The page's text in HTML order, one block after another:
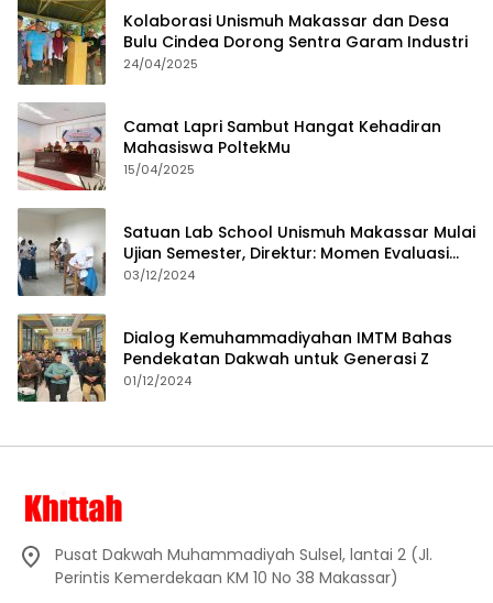
Kolaborasi Unismuh Makassar dan Desa
Bulu Cindea Dorong Sentra Garam Industri
24/04/2025
Camat Lapri Sambut Hangat Kehadiran
Mahasiswa PoltekMu
15/04/2025
Satuan Lab School Unismuh Makassar Mulai
Ujian Semester, Direktur: Momen Evaluasi
Proses Pembelajaran
03/12/2024
Dialog Kemuhammadiyahan IMTM Bahas
Pendekatan Dakwah untuk Generasi Z
01/12/2024
Pusat Dakwah Muhammadiyah Sulsel, lantai 2 (Jl.
Perintis Kemerdekaan KM 10 No 38 Makassar)